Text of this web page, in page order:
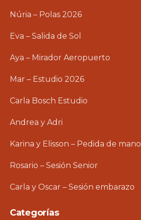
Núria – Polas 2026
Eva – Salida de Sol
Aya – Mirador Aeropuerto
Mar – Estudio 2026
Carla Bosch Estudio
Andrea y Adri
Karina y Elisson – Pedida de mano
Rosario – Sesión Senior
Carla y Oscar – Sesión embarazo
Categorías